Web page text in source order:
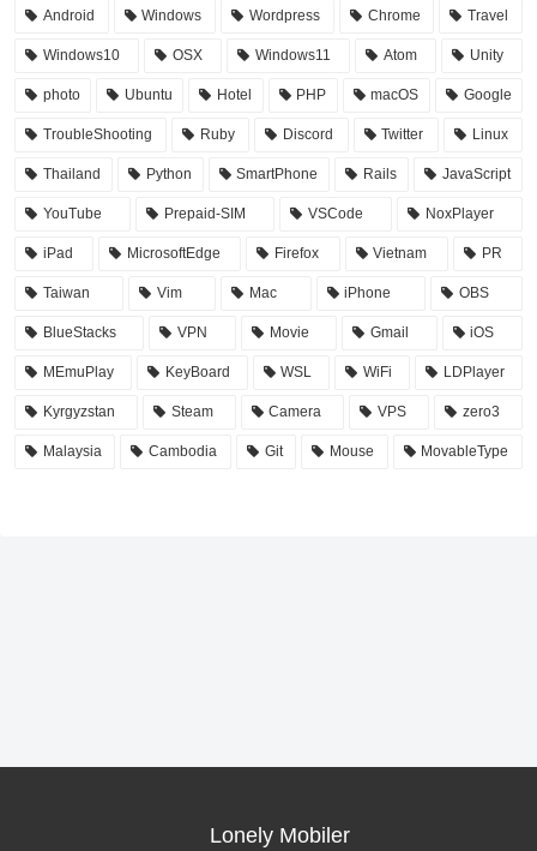
Android Windows Wordpress Chrome Travel
Windows10 OSX Windows11 Atom Unity
photo Ubuntu Hotel PHP macOS Google
TroubleShooting Ruby Discord Twitter Linux
Thailand Python SmartPhone Rails JavaScript
YouTube Prepaid-SIM VSCode NoxPlayer
iPad MicrosoftEdge Firefox Vietnam PR
Taiwan Vim Mac iPhone OBS
BlueStacks VPN Movie Gmail iOS
MEmuPlay KeyBoard WSL WiFi LDPlayer
Kyrgyzstan Steam Camera VPS zero3
Malaysia Cambodia Git Mouse MovableType
Lonely Mobiler